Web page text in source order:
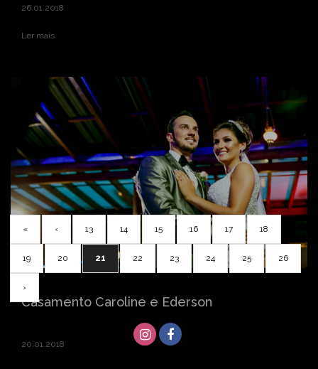
26.01.2018
Ler mais
Casamento Caroline e Ederson
20.01.2018
« ‹ 13 14 15 16 17 18
19 20 21 22 23 24 25 26
›